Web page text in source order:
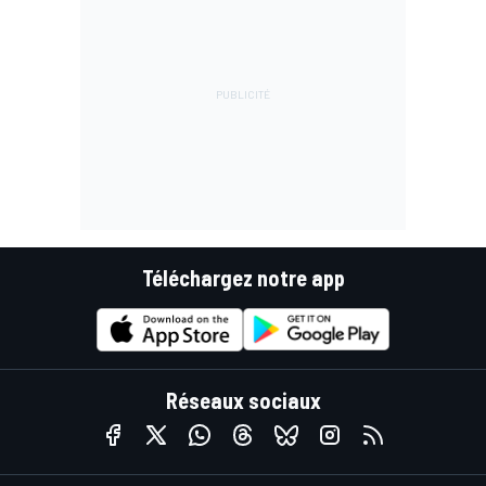
Téléchargez notre app
Réseaux sociaux